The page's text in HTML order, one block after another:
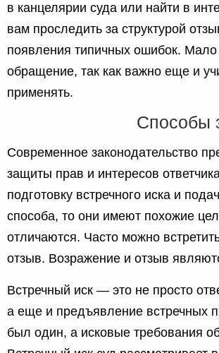
в канцелярии суда или найти в
вам проследить за структурой
появления типичных ошибок. Мало
обращение, так как важно еще и
применять.
Способы
Современное законодательство
защиты прав и интересов
подготовку встречного иска и
способа, то они имеют похожие
отличаются. Часто можно
отзыв. Возражение и отзыв
Встречный иск — это не просто
а еще и предъявление встречных
был один, а исковые требования